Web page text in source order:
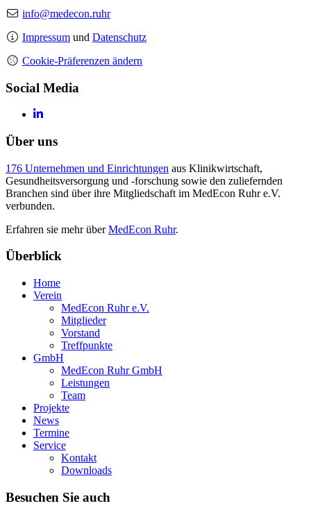
info@medecon.ruhr
Impressum und Datenschutz
Cookie-Präferenzen ändern
Social Media
Über uns
176 Unternehmen und Einrichtungen aus Klinikwirtschaft,
Gesundheitsversorgung und -forschung sowie den zuliefernden
Branchen sind über ihre Mitgliedschaft im MedEcon Ruhr e.V.
verbunden.
Erfahren sie mehr überMedEcon Ruhr.
Überblick
Home
Verein
MedEcon Ruhr e.V.
Mitglieder
Vorstand
Treffpunkte
GmbH
MedEcon Ruhr GmbH
Leistungen
Team
Projekte
News
Termine
Service
Kontakt
Downloads
Besuchen Sie auch